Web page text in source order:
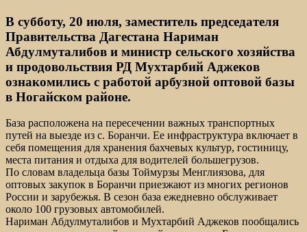
В субботу, 20 июля, заместитель председателя
Правительства Дагестана Нариман
Абдулмуталибов и министр сельского хозяйства
и продовольствия РД Мухтарбий Аджеков
ознакомились с работой арбузной оптовой базы
в Ногайском районе.
База расположена на пересечении важных транспортных
путей на выезде из с. Боранчи. Ее инфраструктура включает в
себя помещения для хранения бахчевых культур, гостиницу,
места питания и отдыха для водителей большегрузов.
По словам владельца базы Тоймурзы Менглиязова, для
оптовых закупок в Боранчи приезжают из многих регионов
России и зарубежья. В сезон база ежедневно обслуживает
около 100 грузовых автомобилей.
Нариман Абдулмуталибов и Мухтарбий Аджеков пообщались